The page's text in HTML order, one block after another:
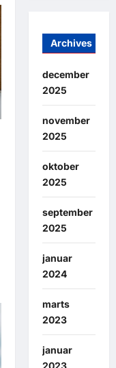
Archives
december
2025
november
2025
oktober
2025
september
2025
januar
2024
marts
2023
januar
2023